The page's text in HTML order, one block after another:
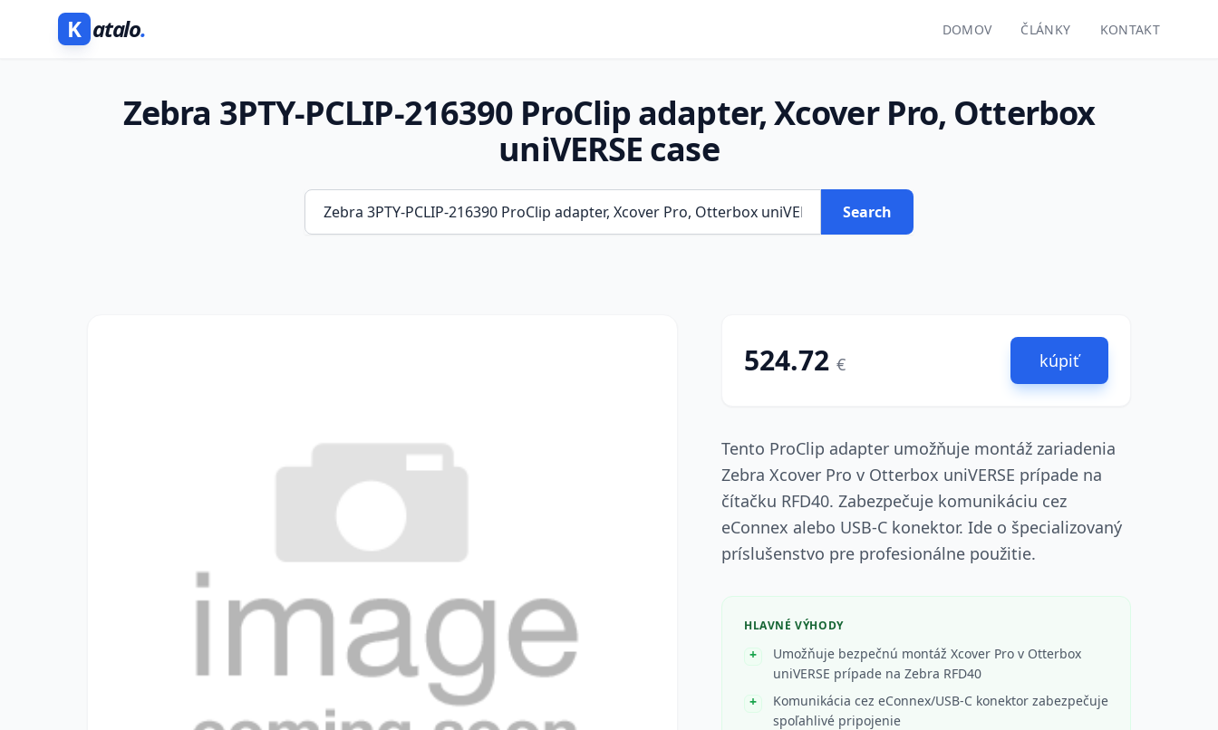
K atalo. DOMOV ČLÁNKY KONTAKT
Zebra 3PTY-PCLIP-216390 ProClip adapter, Xcover Pro, Otterbox
uniVERSE case
Search
524.72 € kúpiť
Tento ProClip adapter umožňuje montáž zariadenia
Zebra Xcover Pro v Otterbox uniVERSE prípade na
čítačku RFD40. Zabezpečuje komunikáciu cez
eConnex alebo USB-C konektor. Ide o špecializovaný
príslušenstvo pre profesionálne použitie.
HLAVNÉ VÝHODY
Umožňuje bezpečnú montáž Xcover Pro v Otterbox
uniVERSE prípade na Zebra RFD40
Komunikácia cez eConnex/USB-C konektor zabezpečuje
spoľahlivé pripojenie